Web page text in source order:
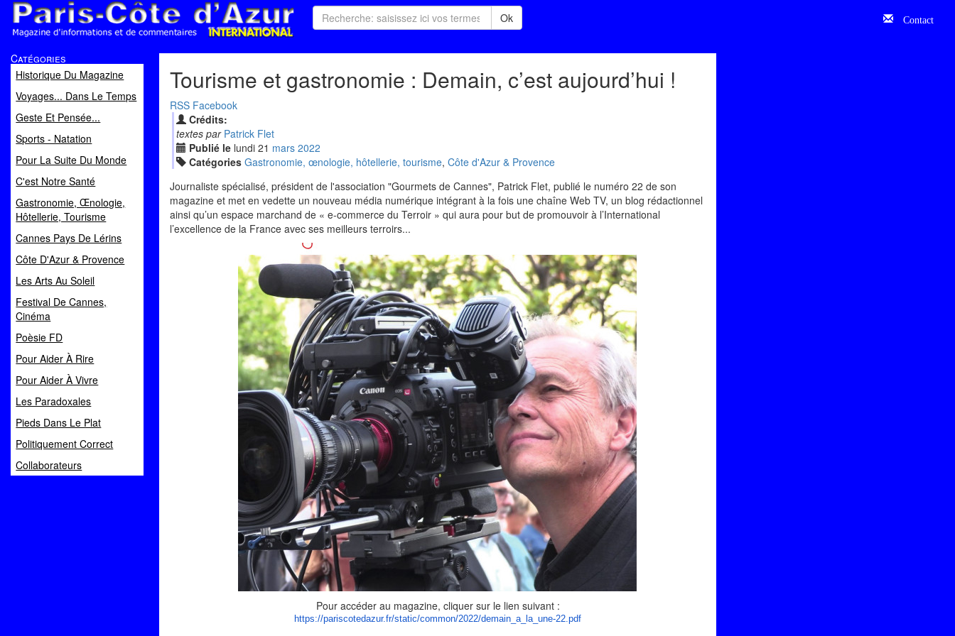
Magazine d'informations et de commentaires
Ok Contact
Catégories
Historique Du Magazine
Voyages... Dans Le Temps
Geste Et Pensée...
Sports - Natation
Pour La Suite Du Monde
C'est Notre Santé
Gastronomie, Œnologie,
Hôtellerie, Tourisme
Cannes Pays De Lérins
Côte D'Azur & Provence
Les Arts Au Soleil
Festival De Cannes,
Cinéma
Poèsie FD
Pour Aider À Rire
Pour Aider À Vivre
Les Paradoxales
Pieds Dans Le Plat
Politiquement Correct
Collaborateurs
Tourisme et gastronomie : Demain, c’est aujourd’hui !
RSS Facebook
Crédits:
textes par Patrick Flet
Publié le lundi 21 mars 2022
Catégories Gastronomie, œnologie, hôtellerie, tourisme, Côte d'Azur & Provence
Journaliste spécialisé, président de l'association "Gourmets de Cannes", Patrick Flet, publié le numéro 22 de son
magazine et met en vedette un nouveau média numérique intégrant à la fois une chaîne Web TV, un blog rédactionnel
ainsi qu’un espace marchand de « e-commerce du Terroir » qui aura pour but de promouvoir à l’International
l’excellence de la France avec ses meilleurs terroirs...
Pour accéder au magazine, cliquer sur le lien suivant :
https://pariscotedazur.fr/static/common/2022/demain_a_ la_une-22.pdf